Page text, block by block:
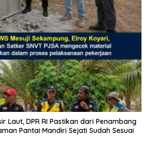
Laut, DPR RI Pastikan dari Penambang
Pantai Mandiri Sejati Sudah Sesuai